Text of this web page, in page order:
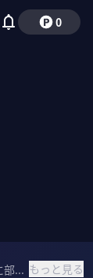
0
曖昧な言葉で指示を出し、常に部下を監視しながら、ストレス解消のように叱りつける——。 こんな”ダメ上司”になっていないだろうか。良い上司は「期待を上回る部下」を生み出せる。そう語るのは、父親から継いだ家業で「人の動かし方」を試行錯誤し、10年で営業利益率を13倍に跳ね上げた西原亮氏だ。マネジメントに本気で向き合った西原氏に聞く、明日から使える「できる上司」のスキル大全。 ＜ゲスト＞ 西原亮｜明治クッカー代表 慶応義塾大学卒業後、米投資ファンド系の経営コンサル会社に入社。2013年、実父の跡を継ぎ明治クッカーに参画。代表就任後、赤字の家業を10年で700%成長させた。「にっしー社長」としてSNSにてビジネススキルを配信。計26万超の登録者を持つ。 ＜参考文献＞ 西原亮『コンサル時代に教わった 仕事ができる上司の当たり前』 もっと見る